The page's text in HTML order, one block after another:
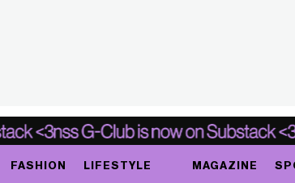
FASHION LIFESTYLE MAGAZINE